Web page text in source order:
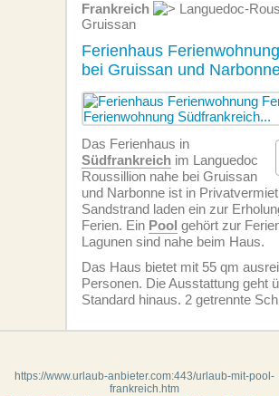
Frankreich
Languedoc-
Gruissan
Ferienhaus
bei Gruissan und
Das Ferienhaus in
Südfrankreich im Languedoc
Roussillion nahe bei Gruissan
und Narbonne ist in
Sandstrand laden ein zur
Ferien. Ein Pool gehört zur
Lagunen sind nahe beim Haus.
Das Haus bietet mit 55 qm
Personen. Die Ausstattung geht
Standard hinaus. 2 getrennte
https://www.urlaub-anbieter.com:443/urlaub-mit-pool-
frankreich.htm